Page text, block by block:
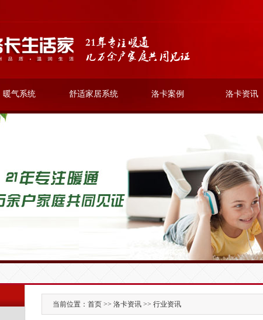
暖气系统 舒适家居系统 洛卡案例 洛卡资讯
当前位置：首页 >> 洛卡资讯 >> 行业资讯